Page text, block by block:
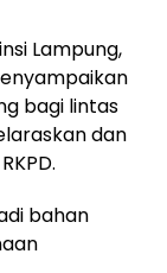
Lampung,
bagi lintas
dan
bahan